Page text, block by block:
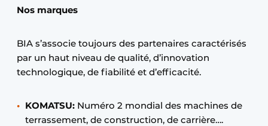
Nos marques
BIA s’associe toujours des partenaires caractérisés
par un haut niveau de qualité, d’innovation
technologique, de fiabilité et d’efficacité.
KOMATSU: Numéro 2 mondial des machines de
terrassement, de construction, de carrière….